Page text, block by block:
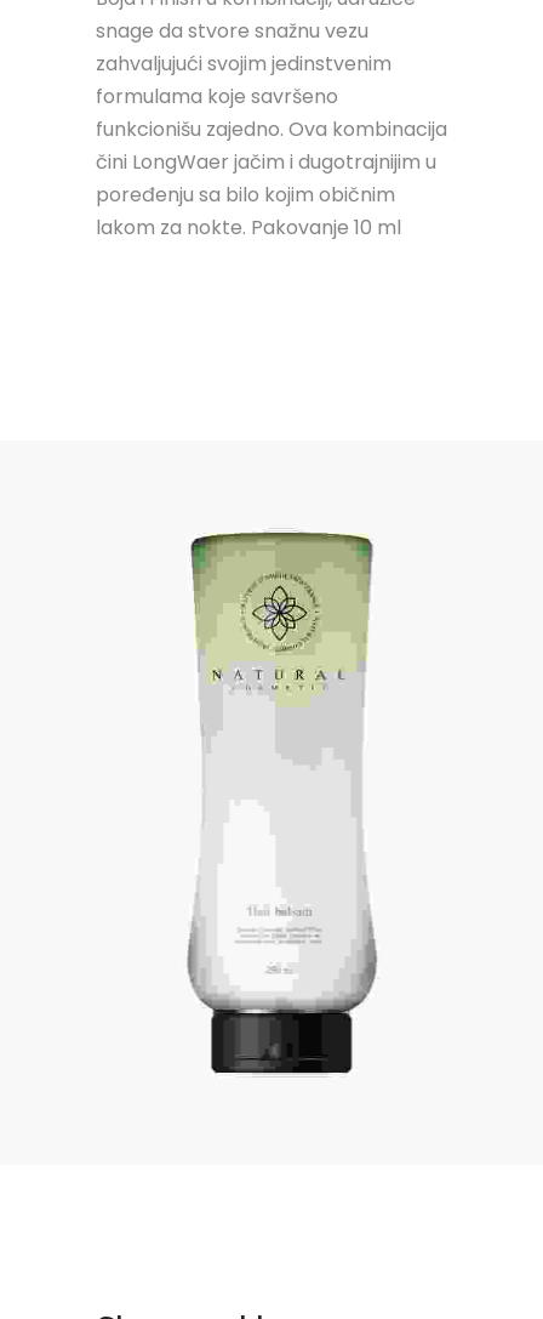
snage da stvore snažnu vezu
zahvaljujući svojim jedinstvenim
formulama koje savršeno
funkcionišu zajedno. Ova kombinacija
čini LongWaer jačim i dugotrajnijim u
poređenju sa bilo kojim običnim
lakom za nokte. Pakovanje 10 ml